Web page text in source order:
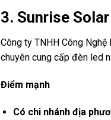
3. Sunrise
Công ty TNHH Công
chuyên cung cấp đèn led
Điểm mạnh
Có chi nhánh địa